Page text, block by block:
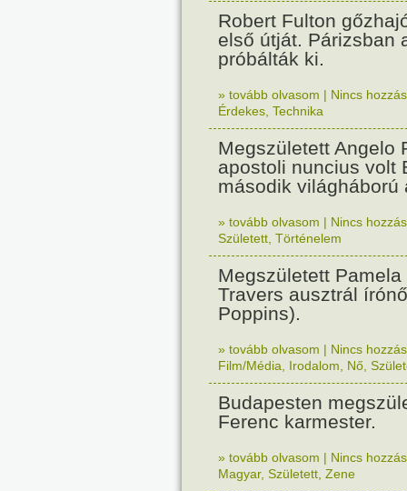
Robert Fulton
első útját. Párizsban
próbálták ki.
» tovább olvasom | Nincs
Érdekes Technika
Megszületett Angelo
apostoli nuncius volt
második világháború
» tovább olvasom | Nincs
Született Történelem
Megszületett Pamela
Travers ausztrál
Poppins).
» tovább olvasom | Nincs
Film/Média
Irodalom Nő
Budapesten
Ferenc karmester.
» tovább olvasom | Nincs
Magyar, Született Zene